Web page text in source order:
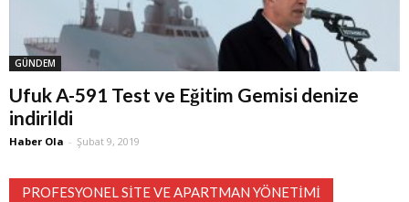
GÜNDEM
Ufuk A-591 Test ve Eğitim Gemisi denize
indirildi
Haber Ola - Şubat 9, 2019
PROFESYONEL SITE VE APARTMAN YÖNETIMI